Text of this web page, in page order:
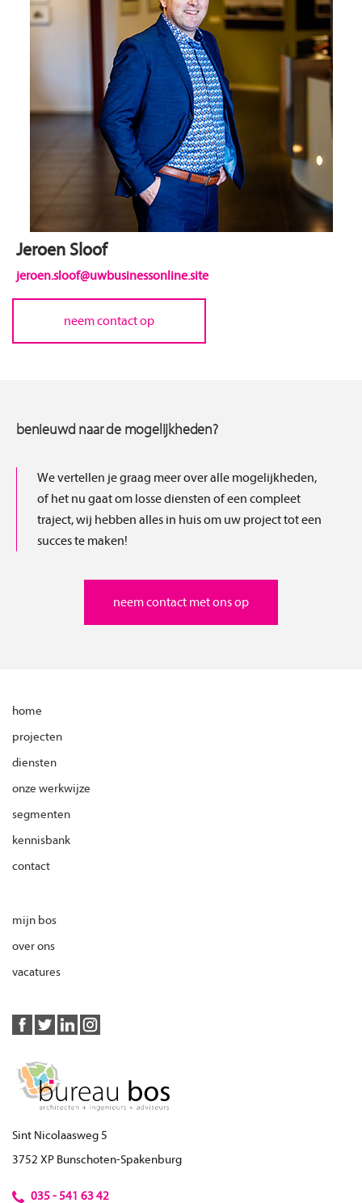
Jeroen Sloof
jeroen.sloof@uwbusinessonline.site
neem contact op
benieuwd naar de mogelijkheden?
We vertellen je graag meer over alle mogelijkheden,
of het nu gaat om losse diensten of een compleet
traject, wij hebben alles in huis om uw project tot een
succes te maken!
neem contact met ons op
home
projecten
diensten
onze werkwijze
segmenten
kennisbank
contact
mijn bos
over ons
vacatures
Sint Nicolaasweg 5
3752 XP Bunschoten-Spakenburg
035 - 541 63 42